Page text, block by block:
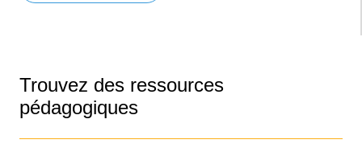
Trouvez des ressources
pédagogiques